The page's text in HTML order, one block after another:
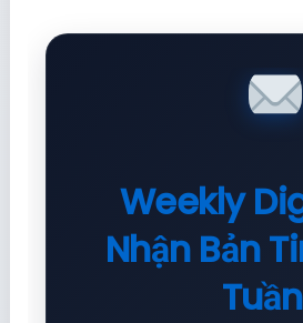
Weekly
Nhận Bản
Tuần